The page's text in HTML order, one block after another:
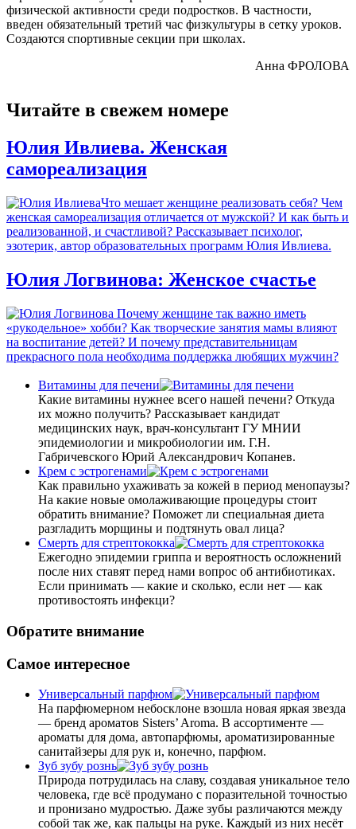
физической активности среди подростков. В частности,
введен обязательный третий час физкультуры в сетку уроков.
Создаются спортивные секции при школах.
Анна ФРОЛОВА
Читайте в свежем номере
Юлия Ивлиева. Женская
самореализация
Что мешает женщине реализовать себя? Чем
женская самореализация отличается от мужской? И как быть и
реализованной, и счастливой? Рассказывает психолог,
эзотерик, автор образовательных программ Юлия Ивлиева.
Юлия Логвинова: Женское счастье
Почему женщине так важно иметь
«рукодельное» хобби? Как творческие занятия мамы влияют
на воспитание детей? И почему представительницам
прекрасного пола необходима поддержка любящих мужчин?
Витамины для печени
Какие витамины нужнее всего нашей печени? Откуда
их можно получить? Рассказывает кандидат
медицинских наук, врач-консультант ГУ МНИИ
эпидемиологии и микробиологии им. Г.Н.
Габричевского Юрий Александрович Копанев.
Крем с эстрогенами
Как правильно ухаживать за кожей в период менопаузы?
На какие новые омолаживающие процедуры стоит
обратить внимание? Поможет ли специальная диета
разгладить морщины и подтянуть овал лица?
Смерть для стрептококка
Ежегодно эпидемии гриппа и вероятность осложнений
после них ставят перед нами вопрос об антибиотиках.
Если принимать — какие и сколько, если нет — как
противостоять инфекци?
Обратите внимание
Самое интересное
Универсальный парфюм
На парфюмерном небосклоне взошла новая яркая звезда
— бренд ароматов Sisters’ Aroma. В ассортименте —
ароматы для дома, автопарфюмы, ароматизированные
санитайзеры для рук и, конечно, парфюм.
Зуб зубу рознь
Природа потрудилась на славу, создавая уникальное тело
человека, где всё продумано с поразительной точностью
и пронизано мудростью. Даже зубы различаются между
собой так же, как пальцы на руке. Каждый из них несёт